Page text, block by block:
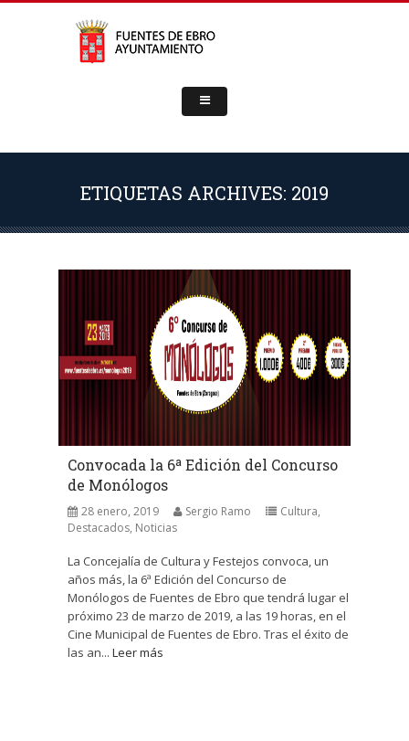
ETIQUETAS ARCHIVES: 2019
Convocada la 6ª Edición del Concurso
de Monólogos
28 enero, 2019 Sergio Ramo Cultura,
Destacados, Noticias
La Concejalía de Cultura y Festejos convoca, un
años más, la 6ª Edición del Concurso de
Monólogos de Fuentes de Ebro que tendrá lugar el
próximo 23 de marzo de 2019, a las 19 horas, en el
Cine Municipal de Fuentes de Ebro. Tras el éxito de
las an... Leer más